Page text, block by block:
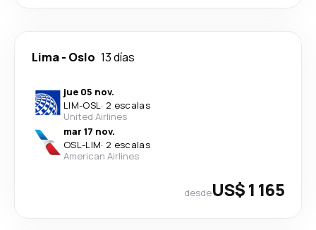
Lima- Oslo 13 días
jue 05 nov.
LIM-OSL· 2 escalas
United Airlines
mar 17 nov.
OSL-LIM· 2 escalas
American Airlines
desdeUS$ 1 165